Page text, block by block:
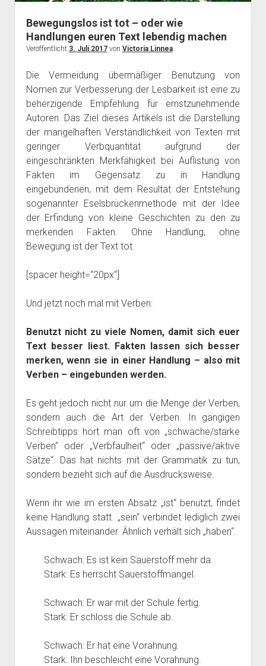
Bewegungslos ist tot – oder wie
Handlungen euren Text lebendig machen
Veröffentlicht 3. Juli 2017von Victoria Linnea.
Die Vermeidung übermäßiger Benutzung von
Nomen zur Verbesserung der Lesbarkeit ist eine zu
beherzigende Empfehlung für ernstzunehmende
Autoren. Das Ziel dieses Artikels ist die Darstellung
der mangelhaften Verständlichkeit von Texten mit
geringer Verbquantität aufgrund der
eingeschränkten Merkfähigkeit bei Auflistung von
Fakten im Gegensatz zu in Handlung
eingebundenen, mit dem Resultat der Entstehung
sogenannter Eselsbrückenmethode mit der Idee
der Erfindung von kleine Geschichten zu den zu
merkenden Fakten. Ohne Handlung, ohne
Bewegung ist der Text tot.
[spacer height=“20px“]
Und jetzt noch mal mit Verben:
Benutzt nicht zu viele Nomen, damit sich euer
Text besser liest. Fakten lassen sich besser
merken, wenn sie in einer Handlung – also mit
Verben – eingebunden werden.
Es geht jedoch nicht nur um die Menge der Verben,
sondern auch die Art der Verben. In gängigen
Schreibtipps hört man oft von „schwache/starke
Verben“ oder „Verbfaulheit“ oder „passive/aktive
Sätze“. Das hat nichts mit der Grammatik zu tun,
sondern bezieht sich auf die Ausdrucksweise.
Wenn ihr wie im ersten Absatz „ist“ benutzt, findet
keine Handlung statt. „sein“ verbindet lediglich zwei
Aussagen miteinander. Ähnlich verhält sich „haben“.
Schwach: Es ist kein Sauerstoff mehr da.
Stark: Es herrscht Sauerstoffmangel.
Schwach: Er war mit der Schule fertig.
Stark: Er schloss die Schule ab.
Schwach: Er hat eine Vorahnung.
Stark: Ihn beschleicht eine Vorahnung.